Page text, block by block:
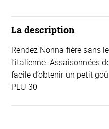
La description
Rendez Nonna fière sans
l’italienne. Assaisonnées
facile d’obtenir un petit
PLU 30